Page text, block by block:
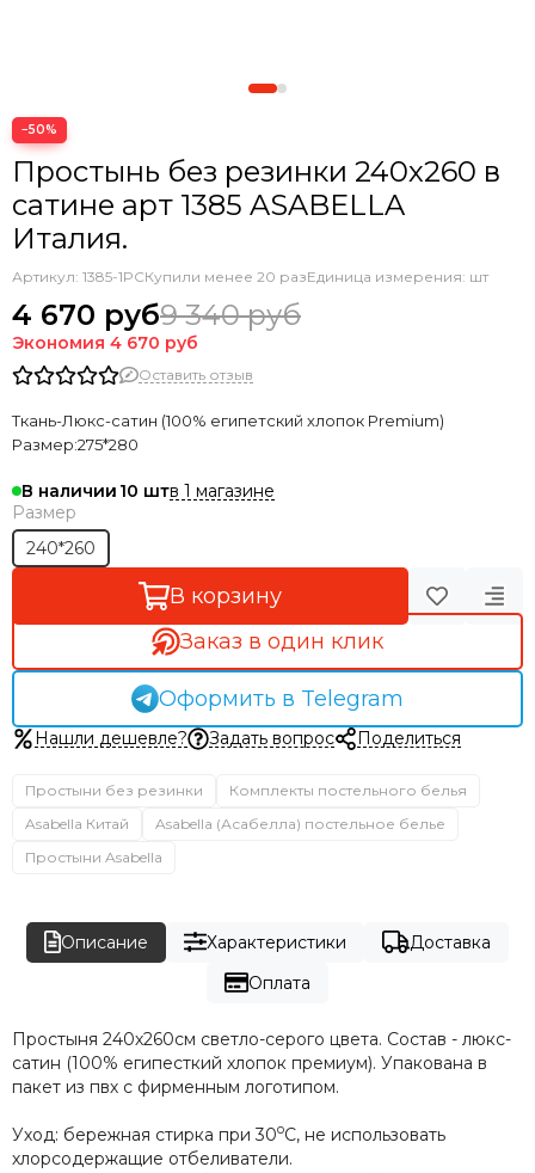
−50%
Простынь без резинки 240х260 в
сатине арт 1385 ASABELLA
Италия.
Артикул: 1385-1PСКупили менее 20 разЕдиница измерения: шт
4 670 руб9 340 руб
Экономия 4 670 руб
Оставить отзыв
Ткань-Люкс-сатин (100% египетский хлопок Premium)
Размер:275*280
В наличии 10
в 1 магазине
Размер
240*260
В корзину
Заказ в один клик
Оформить в Telegram
Нашли дешевле? Задать вопрос Поделиться
Простыни без резинки
Комплекты постельного белья
Asabella Китай
Asabella (Асабелла) постельное белье
Простыни Asabella
Описание Характеристики
Доставка
Оплата
Простыня 240х260см светло-серого цвета. Состав - люкс-
сатин (100% египесткий хлопок премиум). Упакована в
пакет из пвх с фирменным логотипом.
Уход: бережная стирка при 30оС, не использовать
хлорсодержащие отбеливатели.